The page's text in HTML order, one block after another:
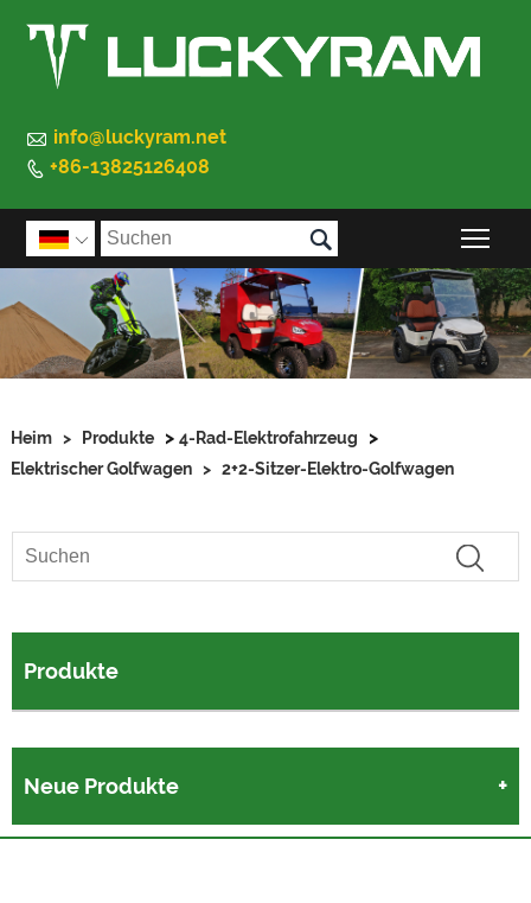
 info@luckyram.net
 +86-13825126408
 
Heim > Produkte > 4-Rad-Elektrofahrzeug >
Elektrischer Golfwagen > 2+2-Sitzer-Elektro-Golfwagen
Produkte
Neue Produkte